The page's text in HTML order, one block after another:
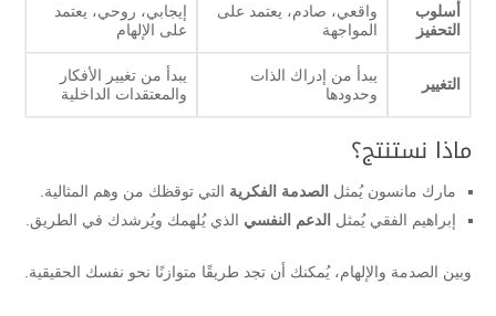
أسلوب
التحفيز
واقعي، صادم، يعتمد على
المواجهة
إيجابي، روحي، يعتمد
على الإلهام
التغيير
يبدأ من إدراك الذات
وحدودها
يبدأ من تغيير الأفكار
والمعتقدات الداخلية
ماذا نستنتج؟
مارك مانسون يُمثل الصدمة الفكرية التي توقظك من وهم المثالية.
إبراهيم الفقي يُمثل الدعم النفسي الذي يُلهمك ويُرشدك في الطريق.
وبين الصدمة والإلهام، يُمكنك أن تجد طريقًا متوازنًا نحو نفسك الحقيقية.